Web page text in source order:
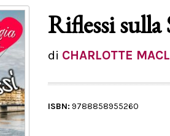
Riflessi
di CHARLOTTE
ISBN: 9788858955260